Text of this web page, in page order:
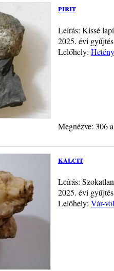
pirit
Leírás: Kissé
2025. évi
Lelőhely:
Megnézve: 306
kalcit
Leírás:
2025. évi
Lelőhely: Vár-